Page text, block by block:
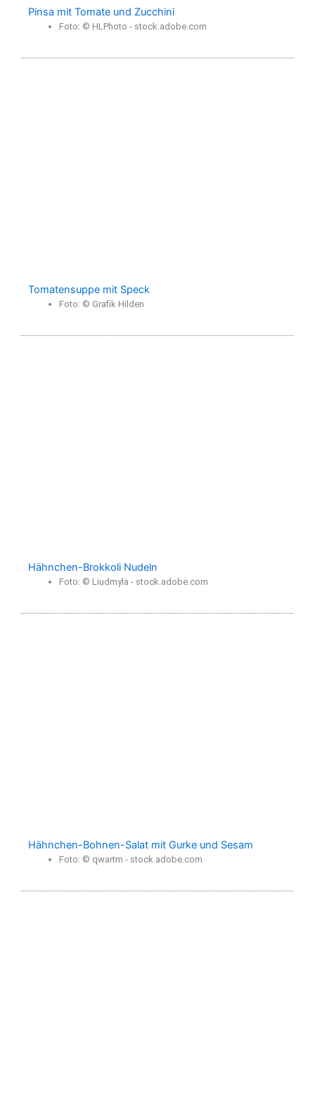
Pinsa mit Tomate und Zucchini
Foto: © HLPhoto - stock.adobe.com
Tomatensuppe mit Speck
Foto: © Grafik Hilden
Hähnchen-Brokkoli Nudeln
Foto: © Liudmyla - stock.adobe.com
Hähnchen-Bohnen-Salat mit Gurke und Sesam
Foto: © qwartm - stock.adobe.com